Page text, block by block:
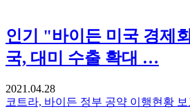
인기
"바이든 미국 경제
국, 대미 수출 확대 …
2021.04.28
코트라, 바이든 정부 공약 이행현황